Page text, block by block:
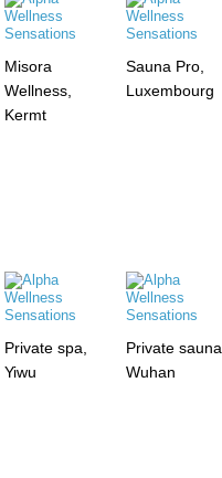
Misora
Wellness,
Kermt
Sauna Pro,
Luxembourg
Private spa,
Yiwu
Private sauna,
Wuhan